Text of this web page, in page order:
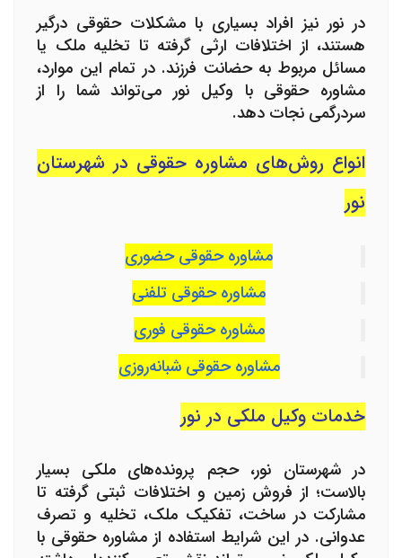
در نور نیز افراد بسیاری با مشکلات حقوقی درگیر
هستند، از اختلافات ارثی گرفته تا تخلیه ملک یا
مسائل مربوط به حضانت فرزند. در تمام این موارد،
مشاوره حقوقی با وکیل نور می‌تواند شما را از
سردرگمی نجات دهد.
انواع روش‌های مشاوره حقوقی در شهرستان
نور
مشاوره حقوقی حضوری
مشاوره حقوقی تلفنی
مشاوره حقوقی فوری
مشاوره حقوقی شبانه‌روزی
خدمات وکیل ملکی در نور
در شهرستان نور، حجم پرونده‌های ملکی بسیار
بالاست؛ از فروش زمین و اختلافات ثبتی گرفته تا
مشارکت در ساخت، تفکیک ملک، تخلیه و تصرف
عدوانی. در این شرایط استفاده از مشاوره حقوقی با